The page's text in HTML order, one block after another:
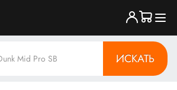
ИСКАТЬ